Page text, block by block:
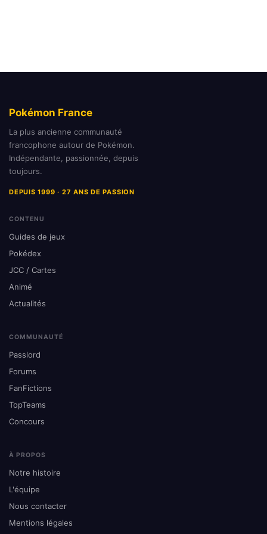
Pokémon France
La plus ancienne communauté
francophone autour de Pokémon.
Indépendante, passionnée, depuis
toujours.
DEPUIS 1999 · 27 ANS DE PASSION
CONTENU
Guides de jeux
Pokédex
JCC / Cartes
Animé
Actualités
COMMUNAUTÉ
Passlord
Forums
FanFictions
TopTeams
Concours
À PROPOS
Notre histoire
L'équipe
Nous contacter
Mentions légales